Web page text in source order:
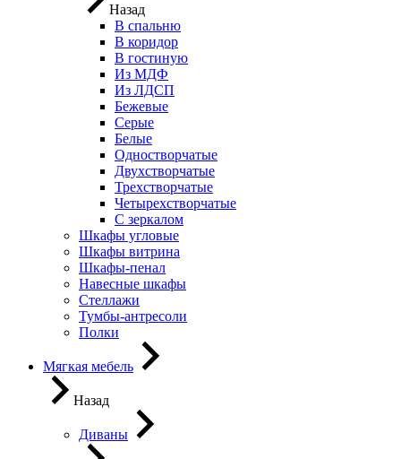
Назад
В спальню
В коридор
В гостиную
Из МДФ
Из ЛДСП
Бежевые
Серые
Белые
Одностворчатые
Двухстворчатые
Трехстворчатые
Четырехстворчатые
С зеркалом
Шкафы угловые
Шкафы витрина
Шкафы-пенал
Навесные шкафы
Стеллажи
Тумбы-антресоли
Полки
Мягкая мебель
Назад
Диваны